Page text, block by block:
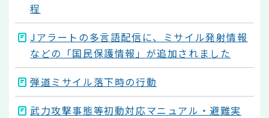
程
Jアラートの多言語配信に、ミサイル発射情報
などの「国民保護情報」が追加されました
弾道ミサイル落下時の行動
武力攻撃事態等初動対応マニュアル・避難実